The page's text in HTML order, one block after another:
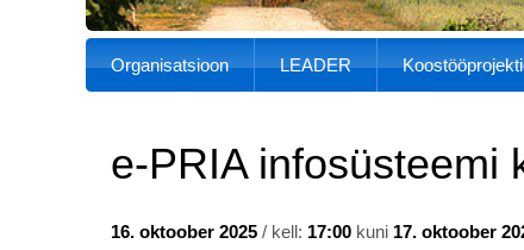
Organisatsioon LEADER
e-PRIA infosüsteemi
16. oktoober 2025 / kell: 17:00 kuni 17. oktoober